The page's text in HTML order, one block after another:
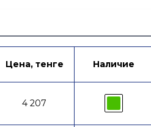
его выбивание
сетях, как
Цена, тенге Наличие
4 207